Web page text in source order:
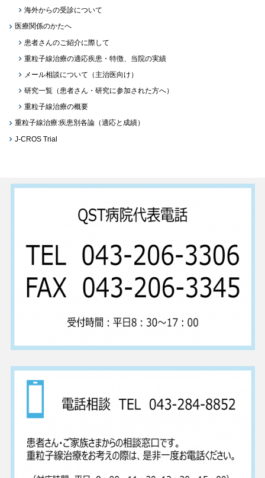
海外からの受診について
医療関係のかたへ
患者さんのご紹介に際して
重粒子線治療の適応疾患・特徴、当院の実績
メール相談について（主治医向け）
研究一覧（患者さん・研究に参加された方へ）
重粒子線治療の概要
重粒子線治療:疾患別各論（適応と成績）
J-CROS Trial